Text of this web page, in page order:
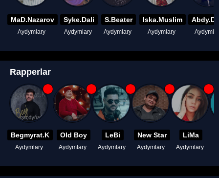
MaD.Nazarov
Aydymlary
Syke.Dali
Aydymlary
S.Beater
Aydymlary
Iska.Muslim
Aydymlary
Rapperlar
Begmyrat.K
Aydymlary
Old Boy
Aydymlary
LeBi
Aydymlary
New Star
Aydymlary
LiMa
Aydymlary